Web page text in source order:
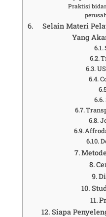
Praktisi
Selain Materi
Yang
Siapa